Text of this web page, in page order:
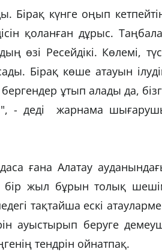
Бірақ күнге оңып
қоланған дұрыс.
өзі Ресейдікі. Көлемі,
Бірақ көше атауын
ұтып алады да,
- деді жарнама
ғана Алатау
бір жыл бұрын толық
тақтайша ескі
ауыстырып беруге
тендрін ойнатпақ.